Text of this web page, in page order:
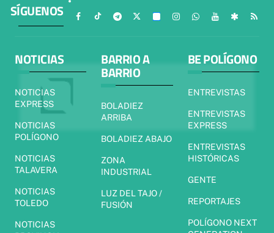
SÍGUENOS
NOTICIAS
NOTICIAS
EXPRESS
NOTICIAS
POLÍGONO
NOTICIAS
TALAVERA
NOTICIAS
TOLEDO
NOTICIAS
BARRIO A
BARRIO
BOLADIEZ
ARRIBA
BOLADIEZ ABAJO
ZONA
INDUSTRIAL
LUZ DEL TAJO /
FUSIÓN
BE POLÍGONO
ENTREVISTAS
ENTREVISTAS
EXPRESS
ENTREVISTAS
HISTÓRICAS
GENTE
REPORTAJES
POLÍGONO NEXT